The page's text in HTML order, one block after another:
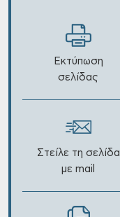
Εκτύπωση
σελίδας
Στείλε τη σελίδα
με mail